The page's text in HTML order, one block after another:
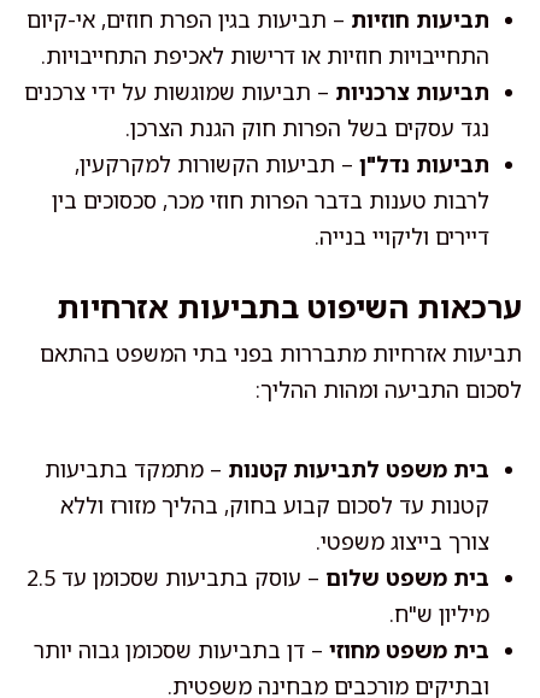
תביעות חוזיות – תביעות בגין הפרת חוזים, אי-קיום
התחייבויות חוזיות או דרישות לאכיפת התחייבויות.
תביעות צרכניות – תביעות שמוגשות על ידי צרכנים
נגד עסקים בשל הפרות חוק הגנת הצרכן.
תביעות נדל"ן – תביעות הקשורות למקרקעין,
לרבות טענות בדבר הפרות חוזי מכר, סכסוכים בין
דיירים וליקויי בנייה.
ערכאות השיפוט בתביעות אזרחיות
תביעות אזרחיות מתבררות בפני בתי המשפט בהתאם
לסכום התביעה ומהות ההליך:
בית משפט לתביעות קטנות – מתמקד בתביעות
קטנות עד לסכום קבוע בחוק, בהליך מזורז וללא
צורך בייצוג משפטי.
בית משפט שלום
– עוסק בתביעות שסכומן עד 2.5
מיליון ש"ח.
בית משפט מחוזי – דן בתביעות שסכומן גבוה יותר
ובתיקים מורכבים מבחינה משפטית.